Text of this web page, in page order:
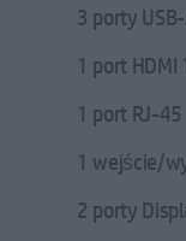
3 porty
1 port HDMI
1 port RJ-45
1 wejście/
2 porty